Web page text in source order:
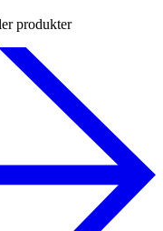
produkter